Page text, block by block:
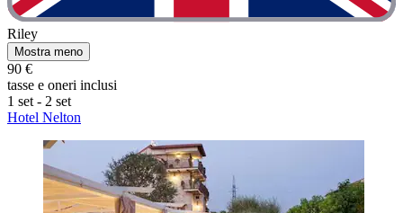
Riley
Mostra meno
90 €
tasse e oneri inclusi
1 set - 2 set
Hotel Nelton